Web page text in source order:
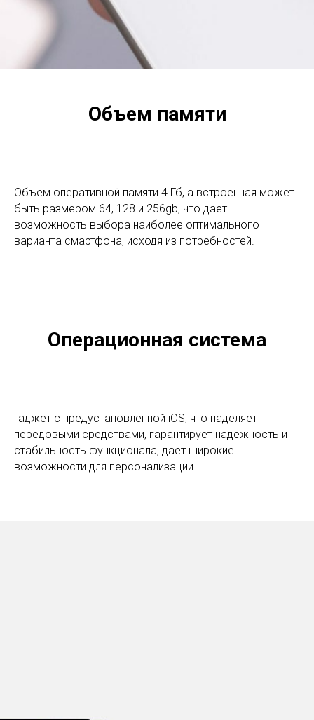
Объем памяти
Объем оперативной памяти 4 Гб, а встроенная может
быть размером 64, 128 и 256gb, что дает
возможность выбора наиболее оптимального
варианта смартфона, исходя из потребностей.
Операционная система
Гаджет с предустановленной iOS, что наделяет
передовыми средствами, гарантирует надежность и
стабильность функционала, дает широкие
возможности для персонализации.